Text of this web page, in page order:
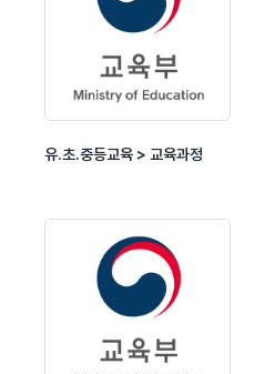
유.초.중등교육 > 교육과정